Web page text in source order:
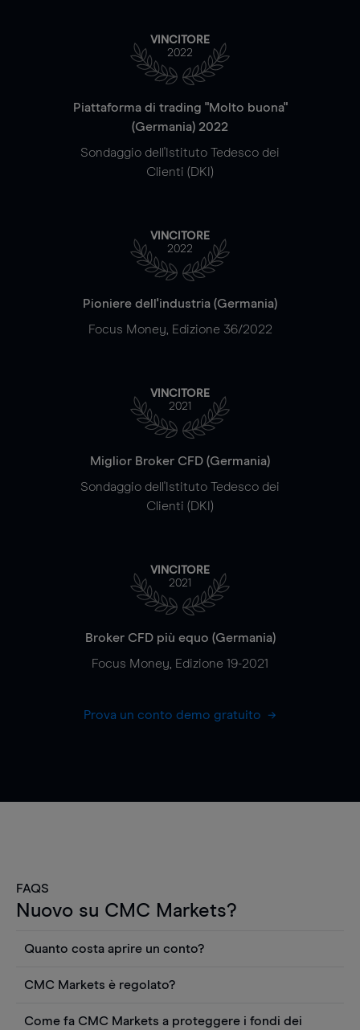
VINCITORE
2022
Piattaforma di trading "Molto buona"
(Germania) 2022
Sondaggio dell'Istituto Tedesco dei
Clienti (DKI)
VINCITORE
2022
Pioniere dell'industria (Germania)
Focus Money, Edizione 36/2022
VINCITORE
2021
Miglior Broker CFD (Germania)
Sondaggio dell'Istituto Tedesco dei
Clienti (DKI)
VINCITORE
2021
Broker CFD più equo (Germania)
Focus Money, Edizione 19-2021
Prova un conto demo gratuito
FAQS
Nuovo su CMC Markets?
Quanto costa aprire un conto?
Puoi anche visualizzare gratuitamente i prezzi e
utilizzare strumenti come grafici, notizie Reuters
CMC Markets è regolato?
Come fa CMC Markets a proteggere i fondi dei